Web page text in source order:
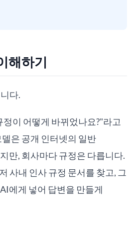
해하기
다.
이 어떻게 바뀌었나요?"라고
은 공개 인터넷의 일반
만, 회사마다 규정은 다릅니다.
사내 인사 규정 문서를 찾고, 그
에게 넣어 답변을 만들게